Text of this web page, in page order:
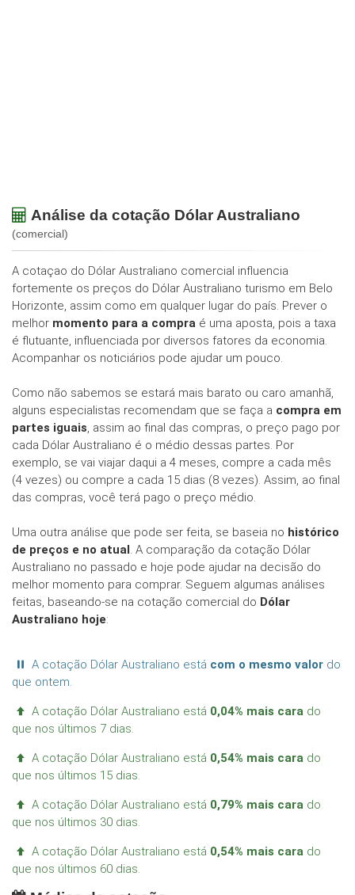
Análise da cotação Dólar Australiano
(comercial)
A cotaçao do Dólar Australiano comercial influencia
fortemente os preços do Dólar Australiano turismo em Belo
Horizonte, assim como em qualquer lugar do país. Prever o
melhor momento para a compra é uma aposta, pois a taxa
é flutuante, influenciada por diversos fatores da economia.
Acompanhar os noticiários pode ajudar um pouco.
Como não sabemos se estará mais barato ou caro amanhã,
alguns especialistas recomendam que se faça a compra em
partes iguais, assim ao final das compras, o preço pago por
cada Dólar Australiano é o médio dessas partes. Por
exemplo, se vai viajar daqui a 4 meses, compre a cada mês
(4 vezes) ou compre a cada 15 dias (8 vezes). Assim, ao final
das compras, você terá pago o preço médio.
Uma outra análise que pode ser feita, se baseia no histórico
de preços e no atual. A comparação da cotação Dólar
Australiano no passado e hoje pode ajudar na decisão do
melhor momento para comprar. Seguem algumas análises
feitas, baseando-se na cotação comercial do Dólar
Australiano hoje:
A cotação Dólar Australiano está com o mesmo valor do
que ontem.
A cotação Dólar Australiano está 0,04% mais cara do
que nos últimos 7 dias.
A cotação Dólar Australiano está 0,54% mais cara do
que nos últimos 15 dias.
A cotação Dólar Australiano está 0,79% mais cara do
que nos últimos 30 dias.
A cotação Dólar Australiano está 0,54% mais cara do
que nos últimos 60 dias.